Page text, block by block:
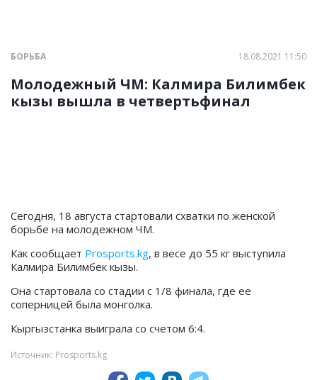
БОРЬБА 18.08.2021 11:50
Молодежный ЧМ: Калмира Билимбек
кызы вышла в четвертьфинал
Сегодня, 18 августа стартовали схватки по женской
борьбе на молодежном ЧМ.
Как сообщает Prosports.kg, в весе до 55 кг выступила
Калмира Билимбек кызы.
Она стартовала со стадии с 1/8 финала, где ее
соперницей была монголка.
Кыргызстанка выиграла со счетом 6:4.
Источник: Prosports.kg